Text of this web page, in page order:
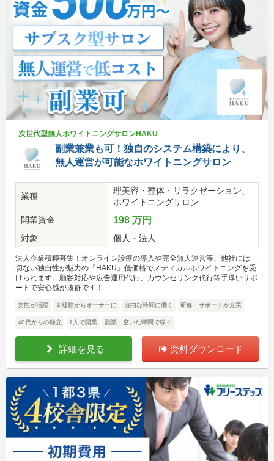
次世代型無人ホワイトニングサロンHAKU
副業兼業も可！独自のシステム構築により、
無人運営が可能なホワイトニングサロン
業種
理美容・整体・リラクゼーション、
ホワイトニングサロン
開業資金
198 万円
対象 個人・法人
法人企業積極募集！オンライン診療の導入や完全無人運営等、他社には一
切ない独自性が魅力の『HAKU』低価格でメディカルホワイトニングを受
けられます。顧客対応や広告運用代行、カウンセリング代行等手厚いサポ
ートで安心感が抜群です！
女性が活躍 未経験からオーナーに 自由な時間に働く 研修・サポートが充実
40代からの独立 1人で開業 副業・空いた時間で稼ぐ
詳細を見る 資料ダウンロード